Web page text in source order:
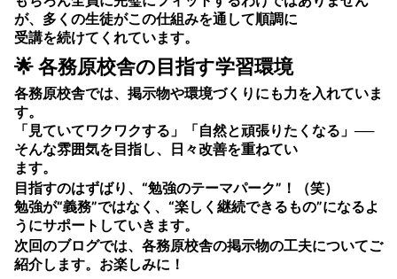
が、多くの生徒がこの仕組みを通して順調に
受講を続けてくれています。
🌟 各務原校舎の目指す学習環境
各務原校舎では、掲示物や環境づくりにも力を入れていま
す。
「見ていてワクワクする」「自然と頑張りたくなる」──
そんな雰囲気を目指し、日々改善を重ねてい
ます。
目指すのはずばり、 “勉強のテーマパーク” ！（笑）
勉強が“義務”ではなく、“楽しく継続できるもの”になるよ
うにサポートしていきます。
次回のブログでは、各務原校舎の掲示物の工夫についてご
紹介します。お楽しみに！